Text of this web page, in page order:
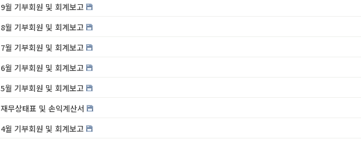
월 기부회원 및 회계보고
월 기부회원 및 회계보고
월 기부회원 및 회계보고
월 기부회원 및 회계보고
월 기부회원 및 회계보고
무상태표 및 손익계산서
월 기부회원 및 회계보고